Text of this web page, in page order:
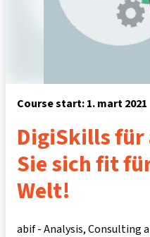
Course start: 1. mart 2021
DigiSkills für
Sie sich fit
Welt!
abif - Analysis, Consulting